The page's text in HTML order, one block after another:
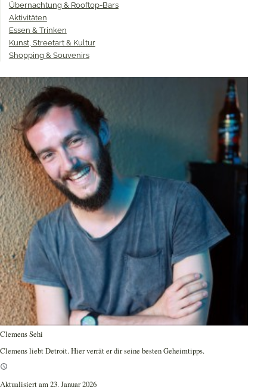
Übernachtung & Rooftop-Bars
Aktivitäten
Essen & Trinken
Kunst, Streetart & Kultur
Shopping & Souvenirs
Clemens Sehi
Clemens liebt Detroit. Hier verrät er dir seine besten Geheimtipps.
Aktualisiert am 23. Januar 2026